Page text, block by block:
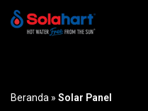
Beranda » Solar Panel